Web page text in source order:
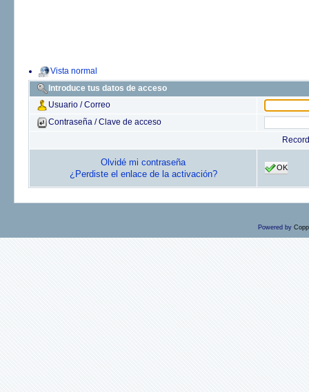
Vista normal
Introduce tus datos de acceso
Usuario / Correo
Contraseña / Clave de acceso
Olvidé mi contraseña
¿Perdiste el enlace de la activación?
OK
Powered by